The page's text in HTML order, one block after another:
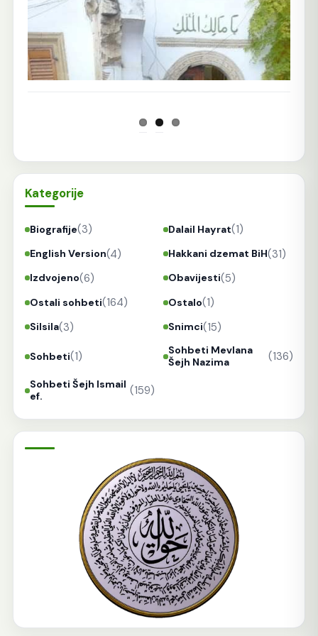
Kategorije
Biografije(3) Dalail Hayrat(1)
English Version(4) Hakkani dzemat BiH(31)
Izdvojeno(6) Obavijesti(5)
Ostali sohbeti(164) Ostalo(1)
Silsila(3) Snimci(15)
Sohbeti(1)
Sohbeti Mevlana
Šejh Nazima
(136)
Sohbeti Šejh Ismail
ef.
(159)